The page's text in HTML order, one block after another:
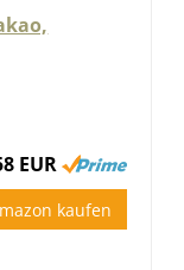
EUR
kaufen